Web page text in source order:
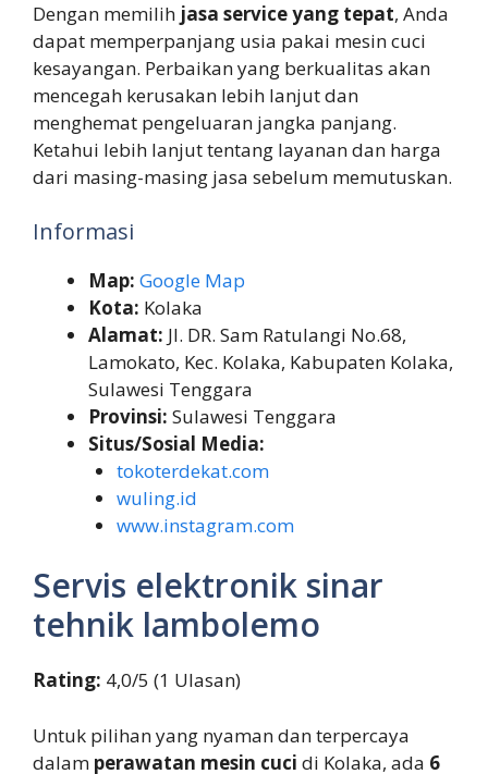
Dengan memilih jasa service yang tepat, Anda
dapat memperpanjang usia pakai mesin cuci
kesayangan. Perbaikan yang berkualitas akan
mencegah kerusakan lebih lanjut dan
menghemat pengeluaran jangka panjang.
Ketahui lebih lanjut tentang layanan dan harga
dari masing-masing jasa sebelum memutuskan.
Informasi
Map: Google Map
Kota: Kolaka
Alamat: Jl. DR. Sam Ratulangi No.68,
Lamokato, Kec. Kolaka, Kabupaten Kolaka,
Sulawesi Tenggara
Provinsi: Sulawesi Tenggara
Situs/Sosial Media:
tokoterdekat.com
wuling.id
www.instagram.com
Servis elektronik sinar
tehnik lambolemo
Rating: 4,0/5 (1 Ulasan)
Untuk pilihan yang nyaman dan terpercaya
dalam perawatan mesin cuci di Kolaka, ada 6